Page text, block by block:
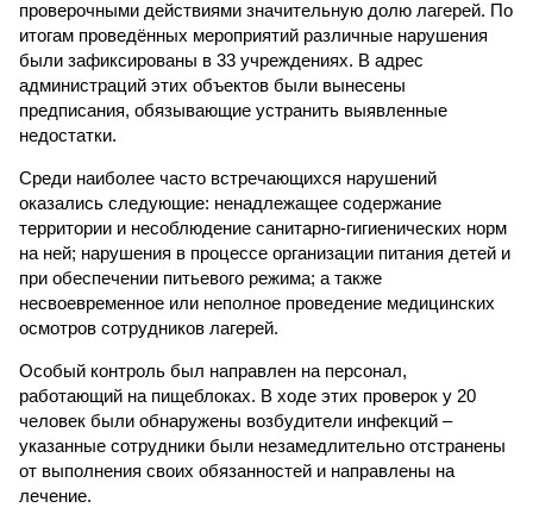
проверочными действиями значительную долю лагерей. По
итогам проведённых мероприятий различные нарушения
были зафиксированы в 33 учреждениях. В адрес
администраций этих объектов были вынесены
предписания, обязывающие устранить выявленные
недостатки.
Среди наиболее часто встречающихся нарушений
оказались следующие: ненадлежащее содержание
территории и несоблюдение санитарно-гигиенических норм
на ней; нарушения в процессе организации питания детей и
при обеспечении питьевого режима; а также
несвоевременное или неполное проведение медицинских
осмотров сотрудников лагерей.
Особый контроль был направлен на персонал,
работающий на пищеблоках. В ходе этих проверок у 20
человек были обнаружены возбудители инфекций –
указанные сотрудники были незамедлительно отстранены
от выполнения своих обязанностей и направлены на
лечение.